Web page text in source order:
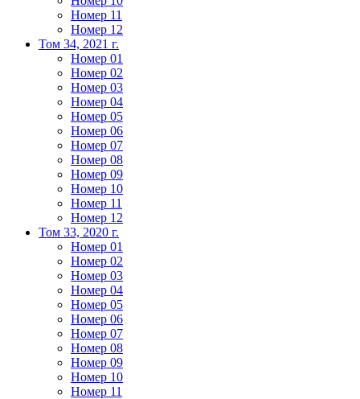
Номер 11
Номер 12
Том 34, 2021 г.
Номер 01
Номер 02
Номер 03
Номер 04
Номер 05
Номер 06
Номер 07
Номер 08
Номер 09
Номер 10
Номер 11
Номер 12
Том 33, 2020 г.
Номер 01
Номер 02
Номер 03
Номер 04
Номер 05
Номер 06
Номер 07
Номер 08
Номер 09
Номер 10
Номер 11